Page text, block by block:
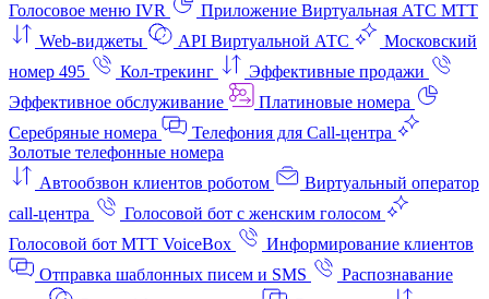
Голосовое меню IVR
Приложение Виртуальная АТС МТТ
Web-виджеты
API Виртуальной АТС
Московский
номер 495
Кол-трекинг
Эффективные продажи
Эффективное обслуживание
Платиновые номера
Серебряные номера
Телефония для Call-центра
Золотые телефонные номера
Автообзвон клиентов роботом
Виртуальный оператор
call-центра
Голосовой бот с женским голосом
Голосовой бот МТТ VoiceBox
Информирование клиентов
Отправка шаблонных писем и SMS
Распознавание